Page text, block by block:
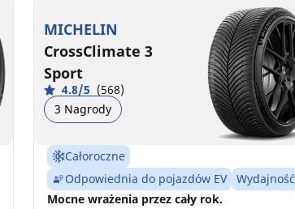
MICHELIN
CrossClimate 3
Sport
4.8/5 (568)
3 Nagrody
Całoroczne
Odpowiednia do pojazdów EV
Wydajność
Mocne wrażenia przez cały rok.